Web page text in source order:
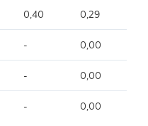
0,40 0,29
- 0,00
- 0,00
- 0,00